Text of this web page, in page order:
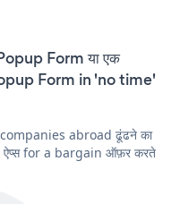
Form या एक
Form in 'no time'
companies abroad ढूंढने का
ऐप्स for a bargain ऑफ़र करते